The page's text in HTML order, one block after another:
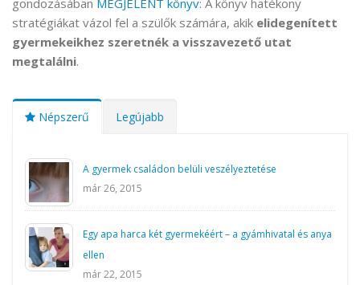
stratégiákat vázol fel a szülők számára, akik elidegenített
gyermekeikhez szeretnék a visszavezető utat
megtalálni.
Népszerű Legújabb
A gyermek családon belüli veszélyeztetése
már 26, 2015
Egy apa harca két gyermekéért – a gyámhivatal és anya
ellen
már 22, 2015